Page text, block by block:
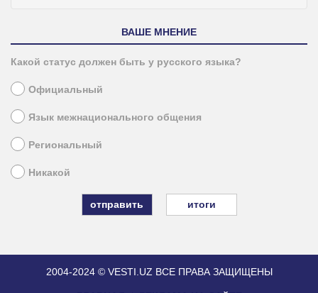
ВАШЕ МНЕНИЕ
Какой статус должен быть у русского языка?
Официальный
Язык межнационального общения
Региональный
Никакой
итоги
2004-2024 © VESTI.UZ ВСЕ ПРАВА ЗАЩИЩЕНЫ